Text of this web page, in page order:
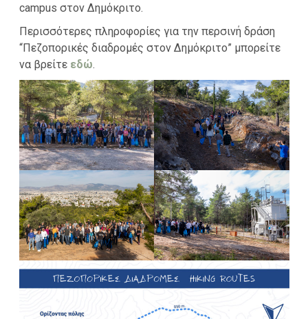
campus στον Δημόκριτο.
Περισσότερες πληροφορίες για την περσινή δράση
“Πεζοπορικές διαδρομές στον Δημόκριτο” μπορείτε
να βρείτε εδώ.